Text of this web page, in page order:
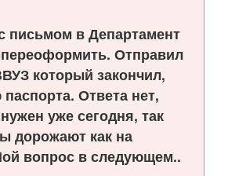
письмом в Департамент
Отправил
который закончил,
Ответа нет,
уже сегодня, так
дорожают как на
вопрос в следующем..